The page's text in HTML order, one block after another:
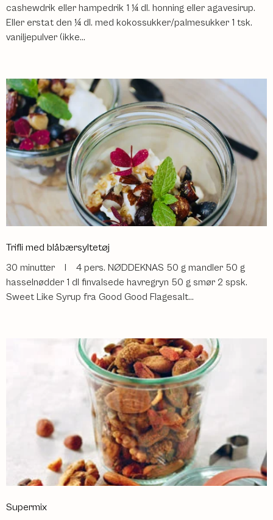
cashewdrik eller hampedrik 1 ¼ dl. honning eller agavesirup.
Eller erstat den ¼ dl. med kokossukker/palmesukker 1 tsk.
vaniljepulver (ikke...
Trifli med blåbærsyltetøj
30 minutter l 4 pers. NØDDEKNAS 50 g mandler 50 g
hasselnødder 1 dl finvalsede havregryn 50 g smør 2 spsk.
Sweet Like Syrup fra Good Good Flagesalt...
Supermix